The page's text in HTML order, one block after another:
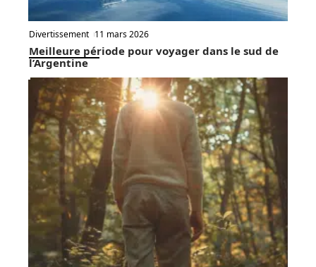
Divertissement 11 mars 2026
Meilleure période pour voyager dans le sud de
l’Argentine